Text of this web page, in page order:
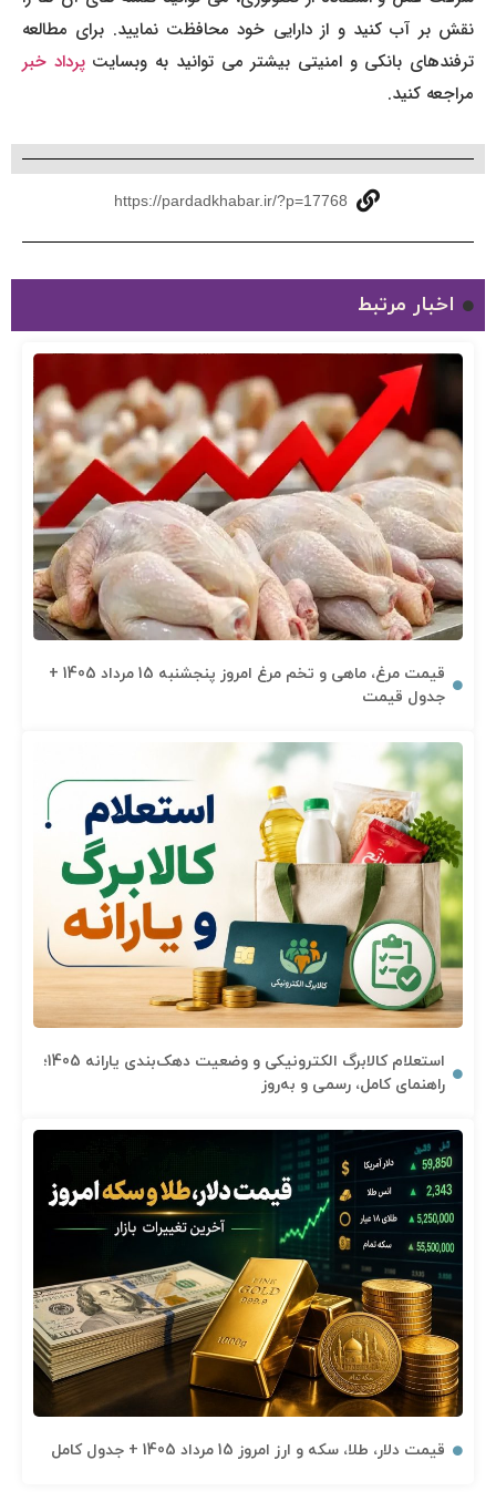
نقش بر آب کنید و از دارایی خود محافظت نمایید. برای مطالعه
ترفندهای بانکی و امنیتی بیشتر می توانید به وبسایتپرداد خبر
مراجعه کنید.
https://pardadkhabar.ir/?p=17768
اخبار مرتبط
قیمت مرغ، ماهی و تخم مرغ امروز پنجشنبه 15 مرداد 1405 +
جدول قیمت
استعلام کالابرگ الکترونیکی و وضعیت دهک‌بندی یارانه 1405؛
راهنمای کامل، رسمی و به‌روز
قیمت دلار، طلا، سکه و ارز امروز 15 مرداد 1405 + جدول کامل